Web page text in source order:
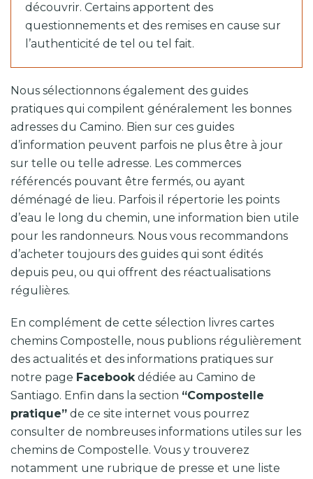
découvrir. Certains apportent des
questionnements et des remises en cause sur
l’authenticité de tel ou tel fait.
Nous sélectionnons également des guides
pratiques qui compilent généralement les bonnes
adresses du Camino. Bien sur ces guides
d’information peuvent parfois ne plus être à jour
sur telle ou telle adresse. Les commerces
référencés pouvant être fermés, ou ayant
déménagé de lieu. Parfois il répertorie les points
d’eau le long du chemin, une information bien utile
pour les randonneurs. Nous vous recommandons
d’acheter toujours des guides qui sont édités
depuis peu, ou qui offrent des réactualisations
régulières.
En complément de cette sélection livres cartes
chemins Compostelle, nous publions régulièrement
des actualités et des informations pratiques sur
notre page Facebookdédiée au Camino de
Santiago. Enfin dans la section “Compostelle
pratique” de ce site internet vous pourrez
consulter de nombreuses informations utiles sur les
chemins de Compostelle. Vous y trouverez
notamment une rubrique de presse et une liste